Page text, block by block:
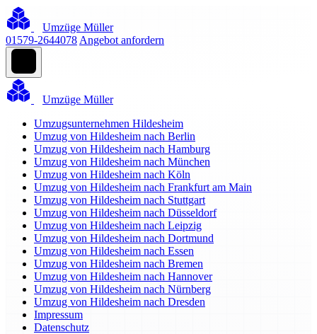
Umzüge Müller
01579-2644078 Angebot anfordern
Umzüge Müller
Umzugsunternehmen Hildesheim
Umzug von Hildesheim nach Berlin
Umzug von Hildesheim nach Hamburg
Umzug von Hildesheim nach München
Umzug von Hildesheim nach Köln
Umzug von Hildesheim nach Frankfurt am Main
Umzug von Hildesheim nach Stuttgart
Umzug von Hildesheim nach Düsseldorf
Umzug von Hildesheim nach Leipzig
Umzug von Hildesheim nach Dortmund
Umzug von Hildesheim nach Essen
Umzug von Hildesheim nach Bremen
Umzug von Hildesheim nach Hannover
Umzug von Hildesheim nach Nürnberg
Umzug von Hildesheim nach Dresden
Impressum
Datenschutz